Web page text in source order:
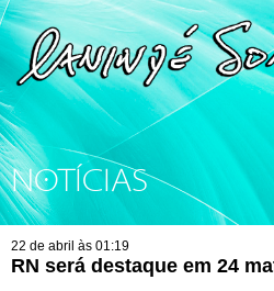
NOTÍCIAS
22 de abril às 01:19
RN será destaque em 24